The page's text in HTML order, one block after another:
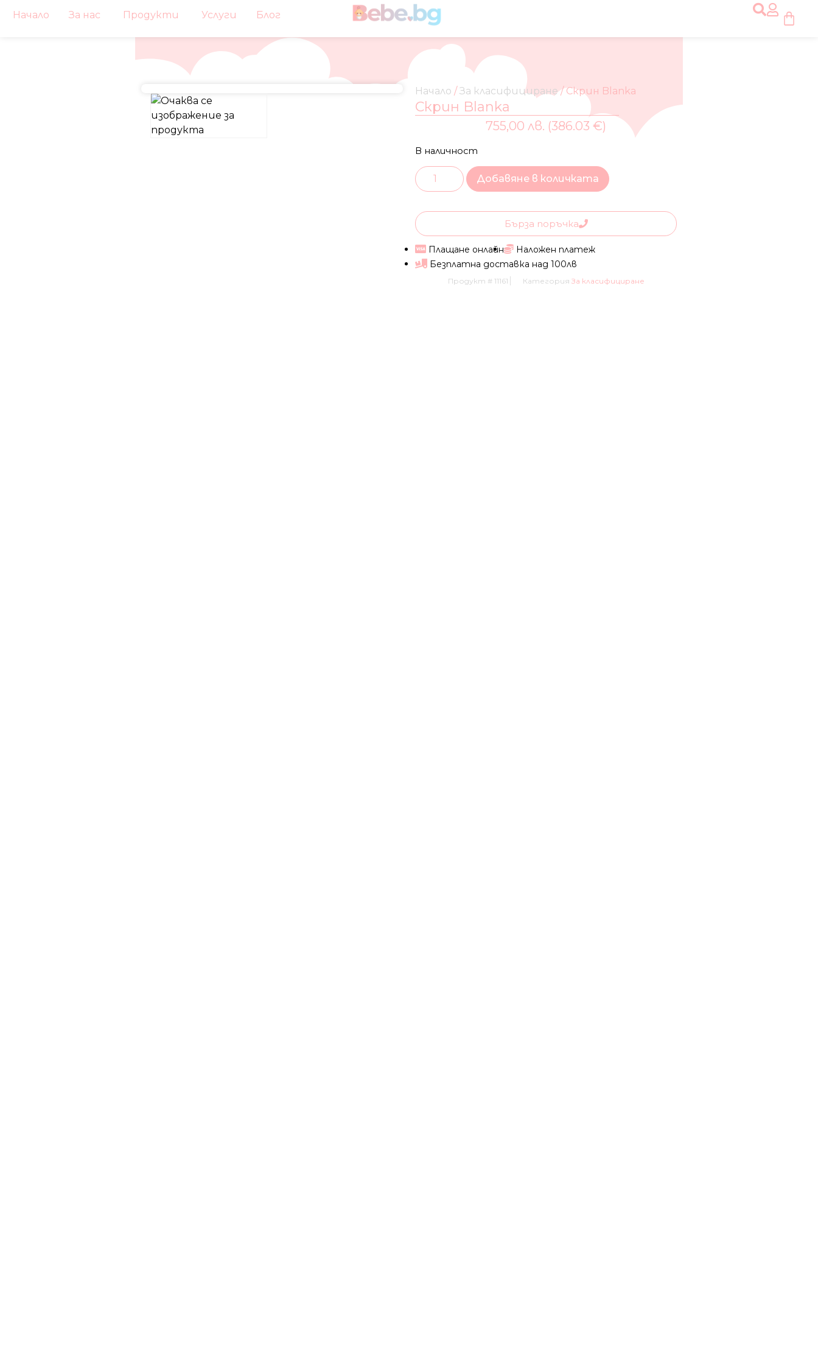
Начало За нас Продукти Услуги Блог
Начало / За класифициране/ Скрин Blanka
Скрин Blanka
755,00 лв. (386.03 €)
В наличност
Добавяне в количката
Бърза поръчка
Плащане онлайн
Наложен платеж
Безплатна доставка над 100лв
Продукт # 11161 Категория За класифициране